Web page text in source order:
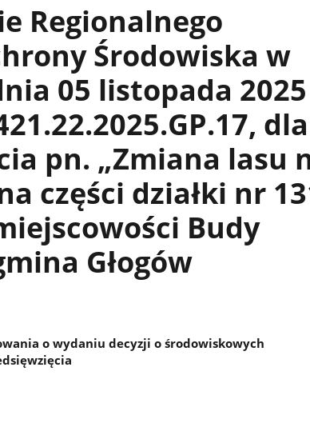
Regionalnego
Środowiska w
05 listopada
dla
pn. „Zmiana lasu
części działki nr
Budy
Głogów
o wydaniu decyzji o środowiskowych